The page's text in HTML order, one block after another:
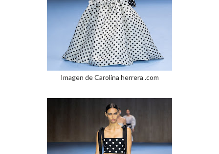
Imagen de Carolina herrera .com